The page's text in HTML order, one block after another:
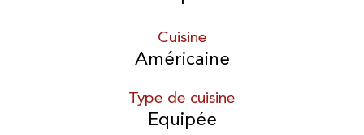
Cuisine
Américaine
Type de cuisine
Equipée